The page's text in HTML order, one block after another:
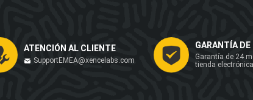
ATENCIÓN AL CLIENTE
SupportEMEA@xencelabs.com
GARANTÍA DE
Garantía de 24
tienda